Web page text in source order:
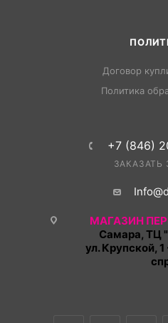
Договор
Политика
+7 (846)
ЗАКАЗАТЬ
МАГАЗИН
Самара,
ул. Крупской,